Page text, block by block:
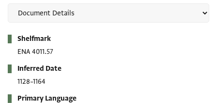
Shelfmark
ENA 4011.57
Inferred Date
1128–1164
Primary Language